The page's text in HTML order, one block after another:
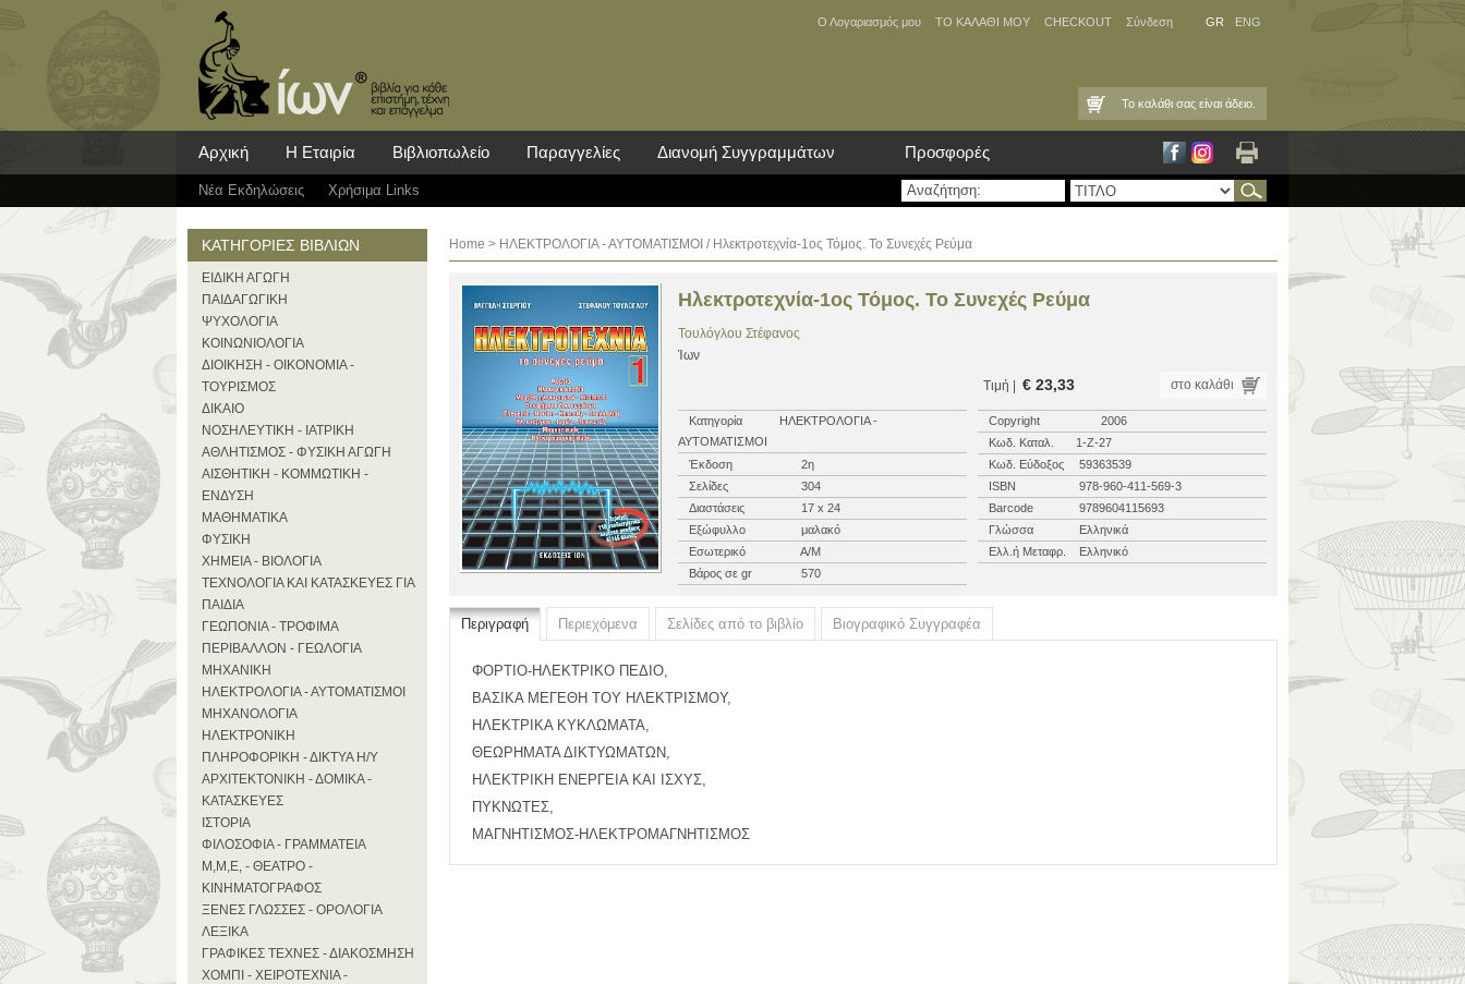
Ο Λογαριασμός μου ΤΟ ΚΑΛΑΘΙ ΜΟΥ CHECKOUT Σύνδεση GR ENG
Το καλάθι σας είναι άδειο.
Αρχική Η Εταιρία Βιβλιοπωλείο Παραγγελίες Διανομή Συγγραμμάτων Προσφορές
Νέα Eκδηλώσεις Χρήσιμα Links
ΚΑΤΗΓΟΡΙΕΣ ΒΙΒΛΙΩΝ
ΕΙΔΙΚΗ ΑΓΩΓΗ
ΠΑΙΔΑΓΩΓΙΚΗ
ΨΥΧΟΛΟΓΙΑ
ΚΟΙΝΩΝΙΟΛΟΓΙΑ
ΔΙΟΙΚΗΣΗ - ΟΙΚΟΝΟΜΙΑ -
ΤΟΥΡΙΣΜΟΣ
ΔΙΚΑΙΟ
ΝΟΣΗΛΕΥΤΙΚΗ - ΙΑΤΡΙΚΗ
ΑΘΛΗΤΙΣΜΟΣ - ΦΥΣΙΚΗ ΑΓΩΓΗ
ΑΙΣΘΗΤΙΚΗ - ΚΟΜΜΩΤΙΚΗ -
ΕΝΔΥΣΗ
ΜΑΘΗΜΑΤΙΚΑ
ΦΥΣΙΚΗ
ΧΗΜΕΙΑ - ΒΙΟΛΟΓΙΑ
ΤΕΧΝΟΛΟΓΙΑ ΚΑΙ ΚΑΤΑΣΚΕΥΕΣ ΓΙΑ
ΠΑΙΔΙΑ
ΓΕΩΠΟΝΙΑ - ΤΡΟΦΙΜΑ
ΠΕΡΙΒΑΛΛΟΝ - ΓΕΩΛΟΓΙΑ
ΜΗΧΑΝΙΚΗ
ΗΛΕΚΤΡΟΛΟΓΙΑ - ΑΥΤΟΜΑΤΙΣΜΟΙ
ΜΗΧΑΝΟΛΟΓΙΑ
ΗΛΕΚΤΡΟΝΙΚΗ
ΠΛΗΡΟΦΟΡΙΚΗ - ΔΙΚΤΥΑ Η/Υ
ΑΡΧΙΤΕΚΤΟΝΙΚΗ - ΔΟΜΙΚΑ -
ΚΑΤΑΣΚΕΥΕΣ
ΙΣΤΟΡΙΑ
ΦΙΛΟΣΟΦΙΑ - ΓΡΑΜΜΑΤΕΙΑ
Μ,Μ,Ε, - ΘΕΑΤΡΟ -
ΚΙΝΗΜΑΤΟΓΡΑΦΟΣ
ΞΕΝΕΣ ΓΛΩΣΣΕΣ - ΟΡΟΛΟΓΙΑ
ΛΕΞΙΚΑ
ΓΡΑΦΙΚΕΣ ΤΕΧΝΕΣ - ΔΙΑΚΟΣΜΗΣΗ
ΧΟΜΠΙ - ΧΕΙΡΟΤΕΧΝΙΑ -
Home > ΗΛΕΚΤΡΟΛΟΓΙΑ - ΑΥΤΟΜΑΤΙΣΜΟΙ / Ηλεκτροτεχνία-1ος Τόμος. Το Συνεχές Ρεύμα
Ηλεκτροτεχνία-1ος Τόμος. Το Συνεχές Ρεύμα
Τουλόγλου Στέφανος
Ίων
Τιμή |
€ 23,33 στο καλάθι
Κατηγορία
ΗΛΕΚΤΡΟΛΟΓΙΑ -
ΑΥΤΟΜΑΤΙΣΜΟΙ
Copyright
2006
Κωδ. Καταλ.
1-Ζ-27
Έκδοση
2η Κωδ. Εύδοξος
59363539
Σελίδες
304 ISBN
978-960-411-569-3
Διαστάσεις
17 x 24 Barcode
9789604115693
Εξώφυλλο
μαλακό Γλώσσα
Ελληνικά
Εσωτερικό
Α/Μ Ελλ.ή Μεταφρ.
Ελληνικό
Βάρος σε gr
570
Περιγραφή Περιεχόμενα Σελίδες από το βιβλίο Βιογραφικό Συγγραφέα
ΦΟΡΤΙΟ-ΗΛΕΚΤΡΙΚΟ ΠΕΔΙΟ,
ΒΑΣΙΚΑ ΜΕΓΕΘΗ ΤΟΥ ΗΛΕΚΤΡΙΣΜΟΥ,
ΗΛΕΚΤΡΙΚΑ ΚΥΚΛΩΜΑΤΑ,
ΘΕΩΡΗΜΑΤΑ ΔΙΚΤΥΩΜΑΤΩΝ,
ΗΛΕΚΤΡΙΚΗ ΕΝΕΡΓΕΙΑ ΚΑΙ ΙΣΧΥΣ,
ΠΥΚΝΩΤΕΣ,
ΜΑΓΝΗΤΙΣΜΟΣ-ΗΛΕΚΤΡΟΜΑΓΝΗΤΙΣΜΟΣ